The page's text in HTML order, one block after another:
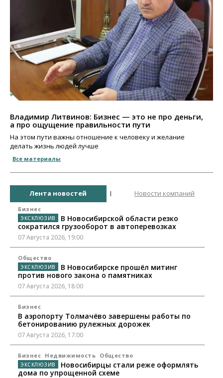
Владимир Литвинов: Бизнес — это не про деньги,
а про ощущение правильности пути
На этом пути важны отношение к человеку и желание
делать жизнь людей лучше
Все материалы
Лента новостей Новости компаний
Бизнес
В Новосибирской области резко
сократился грузооборот в автоперевозках
07 Августа 2026, 19:00
Общество
В Новосибирске прошёл митинг
против нового закона о памятниках
07 Августа 2026, 18:00
Бизнес
В аэропорту Толмачёво завершены работы по
бетонированию рулежных дорожек
07 Августа 2026, 17:00
Бизнес Недвижимость Общество
Новосибирцы стали реже оформлять
дома по упрощенной схеме